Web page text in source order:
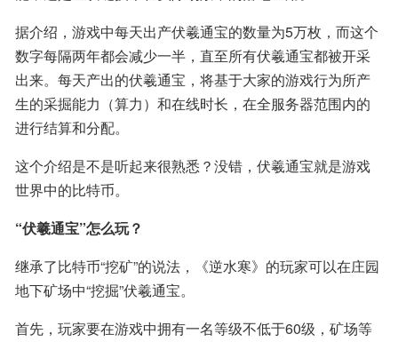
据介绍，游戏中每天出产伏羲通宝的数量为5万枚，而这个
数字每隔两年都会减少一半，直至所有伏羲通宝都被开采
出来。每天产出的伏羲通宝，将基于大家的游戏行为所产
生的采掘能力（算力）和在线时长，在全服务器范围内的
进行结算和分配。
这个介绍是不是听起来很熟悉？没错，伏羲通宝就是游戏
世界中的比特币。
“伏羲通宝”怎么玩？
继承了比特币“挖矿”的说法，《逆水寒》的玩家可以在庄园
地下矿场中“挖掘”伏羲通宝。
首先，玩家要在游戏中拥有一名等级不低于60级，矿场等